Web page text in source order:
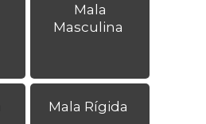
Mala
Masculina
Mala Rígida